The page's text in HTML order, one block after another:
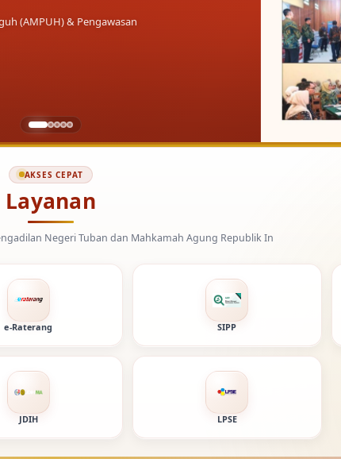
(AMPUH) & Pengawasan
AKSES CEPAT
Layanan
Mahkamah Agung Republik Indonesia.
e-Raterang SIPP
JDIH LPSE